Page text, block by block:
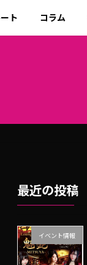
ト コラム
最近の投稿
イベント情報